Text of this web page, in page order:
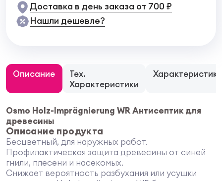
Доставка в день заказа от 700 ₽
Нашли дешевле?
Описание
Тех.
Характеристики
Характеристики
Osmo Holz-Imprägnierung WR Антисептик для
древесины
Описание продукта
Бесцветный, для наружных работ.
Профилактическая защита древесины от синей
гнили, плесени и насекомых.
Снижает вероятность разбухания или усушки